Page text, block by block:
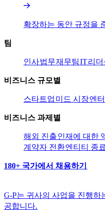
확장하는 동안 규정을
팀​​
인사​​법무​​재무팀​​IT​​리더
비즈니스 규모별​​
스타트업​​ 미드 시장​​엔
비즈니스 과제별​​
해외 진출​​인재에 대한
계약자 전환​​엔티티 종료​​
180+ 국가에서 채용하기​​
G-P는 귀사의 사업을 진행하
공합니다.​​